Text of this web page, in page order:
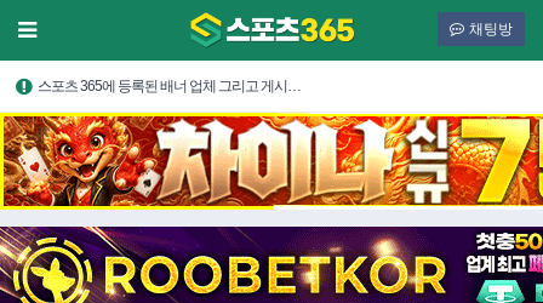
채팅방
스포츠 365에 등록된 배너 업체 그리고 게시…